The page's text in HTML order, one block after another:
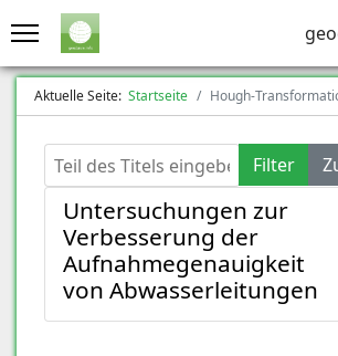
Aktuelle Seite: Startseite Hough-
Teil des Titels eingeben Filter
Untersuchungen zur
Verbesserung der
Aufnahmegenauigkeit
von Abwasserleitungen